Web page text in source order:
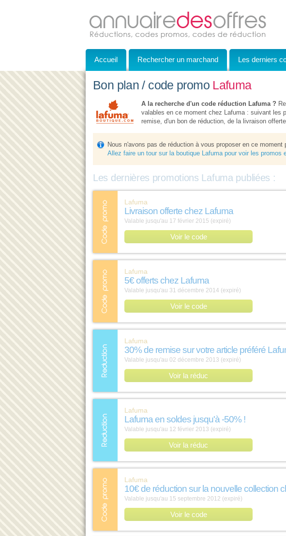
Accueil Rechercher un marchand Les derniers
Bon plan / code promo Lafuma
A la recherche d'un code réduction Lafuma ?
valables en ce moment chez Lafuma : suivant les
remise, d'un bon de réduction, de la livraison
Nous n'avons pas de réduction à vous proposer en ce moment
Allez faire un tour sur la boutique Lafuma pour voir les promos
Les dernières promotions Lafuma publiées :
Lafuma
Livraison offerte chez Lafuma
Valable jusqu'au 17 février 2015 (expiré)
Voir le code
Lafuma
5€ offerts chez Lafuma
Valable jusqu'au 31 décembre 2014 (expiré)
Voir le code
Lafuma
30% de remise sur votre article préféré
Valable jusqu'au 02 décembre 2013 (expiré)
Voir la réduc
Lafuma
Lafuma en soldes jusqu'à -50% !
Valable jusqu'au 12 février 2013 (expiré)
Voir la réduc
Lafuma
10€ de réduction sur la nouvelle collection
Valable jusqu'au 15 septembre 2012 (expiré)
Voir le code